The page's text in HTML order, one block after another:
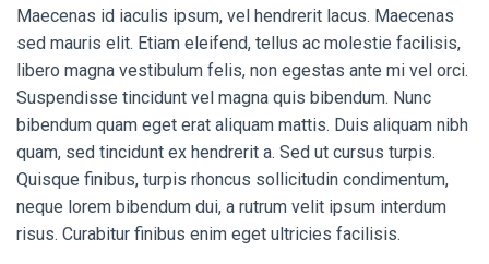
Maecenas id iaculis ipsum, vel hendrerit lacus. Maecenas
sed mauris elit. Etiam eleifend, tellus ac molestie facilisis,
libero magna vestibulum felis, non egestas ante mi vel orci.
Suspendisse tincidunt vel magna quis bibendum. Nunc
bibendum quam eget erat aliquam mattis. Duis aliquam nibh
quam, sed tincidunt ex hendrerit a. Sed ut cursus turpis.
Quisque finibus, turpis rhoncus sollicitudin condimentum,
neque lorem bibendum dui, a rutrum velit ipsum interdum
risus. Curabitur finibus enim eget ultricies facilisis.